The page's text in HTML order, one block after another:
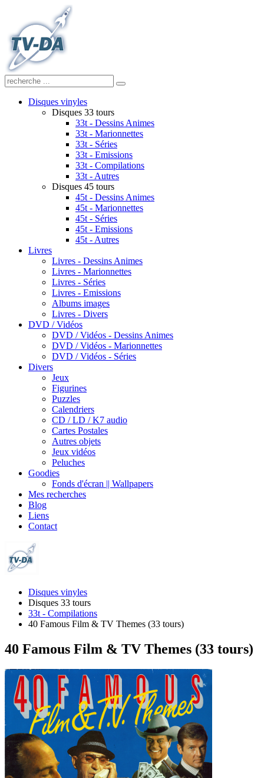
Disques vinyles
Disques 33 tours
33t - Dessins Animes
33t - Marionnettes
33t - Séries
33t - Emissions
33t - Compilations
33t - Autres
Disques 45 tours
45t - Dessins Animes
45t - Marionnettes
45t - Séries
45t - Emissions
45t - Autres
Livres
Livres - Dessins Animes
Livres - Marionnettes
Livres - Séries
Livres - Emissions
Albums images
Livres - Divers
DVD / Vidéos
DVD / Vidéos - Dessins Animes
DVD / Vidéos - Marionnettes
DVD / Vidéos - Séries
Divers
Jeux
Figurines
Puzzles
Calendriers
CD / LD / K7 audio
Cartes Postales
Autres objets
Jeux vidéos
Peluches
Goodies
Fonds d'écran || Wallpapers
Mes recherches
Blog
Liens
Contact
Disques vinyles
Disques 33 tours
33t - Compilations
40 Famous Film & TV Themes (33 tours)
40 Famous Film & TV Themes (33 tours)